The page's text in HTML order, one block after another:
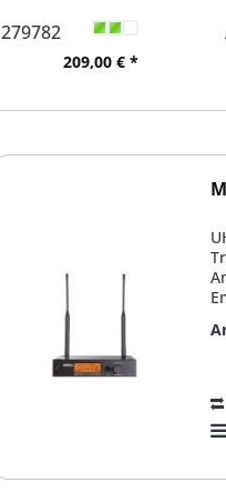
279782
209,00 € *